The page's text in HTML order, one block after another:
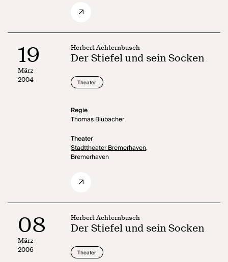
19
März
2004
Herbert Achternbusch
Der Stiefel und sein Socken
Theater
Regie
Thomas Blubacher
Theater
Stadttheater Bremerhaven,
Bremerhaven
08
März
2006
Herbert Achternbusch
Der Stiefel und sein Socken
Theater